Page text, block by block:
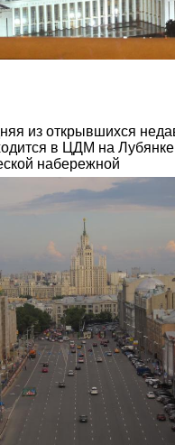
из открывшихся
в ЦДМ на
набережной